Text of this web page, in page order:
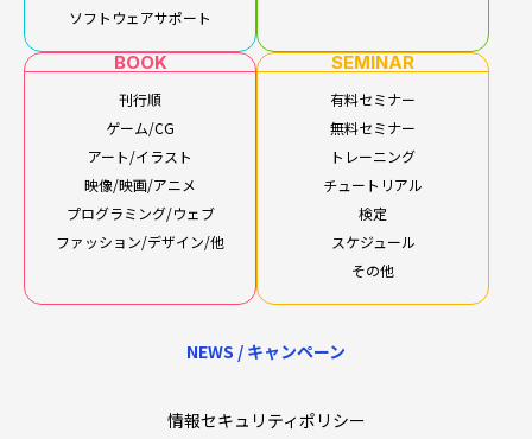
ソフトウェアサポート
BOOK
刊行順
ゲーム/CG
アート/イラスト
映像/映画/アニメ
プログラミング/ウェブ
ファッション/デザイン/他
SEMINAR
有料セミナー
無料セミナー
トレーニング
チュートリアル
検定
スケジュール
その他
NEWS / キャンペーン
情報セキュリティポリシー